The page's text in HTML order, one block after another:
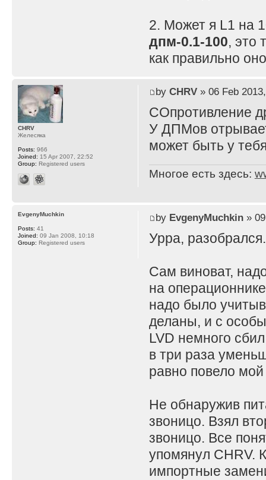
2. Может я L1 на
дпм-0.1-100, это
как правильно
by CHRV» 06 Feb
СОпротивление
У ДПМов
может быть у
Многое есть здесь:
CHRV
Желесяка
Posts: 966
Joined: 15 Apr 2007, 22:52
Group: Registered users
by EvgenyMuchkin» 09
Урра,
Сам виноват,
на
надо было
деланы, и с
LVD немного
в три раза
равно повело
Не обнаружив
звоницо. Взял
звоницо. Все
упомянул CHRV.
импортные
EvgenyMuchkin
Posts: 41
Joined: 09 Jan 2008, 10:18
Group: Registered users